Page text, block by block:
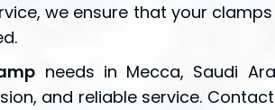
we ensure that your
needs in Mecca, Saudi
and reliable service.